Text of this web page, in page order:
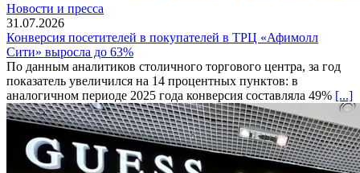
Новости и пресса
31.07.2026
Конверсия посетителей в покупателей в ТРЦ «Афимолл
Сити» выросла до 63%
По данным аналитиков столичного торгового центра, за год
показатель увеличился на 14 процентных пунктов: в
аналогичном периоде 2025 года конверсия составляла 49% [...]